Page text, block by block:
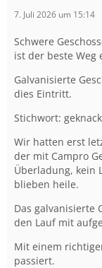
7. Juli 2026 um 15:14
Schwere
ist der beste Weg
Galvanisierte
dies Eintritt.
Stichwort:
Wir hatten erst
der mit Campro
Überladung, kein
blieben heile.
Das galvanisierte
den Lauf mit
Mit einem
passiert.